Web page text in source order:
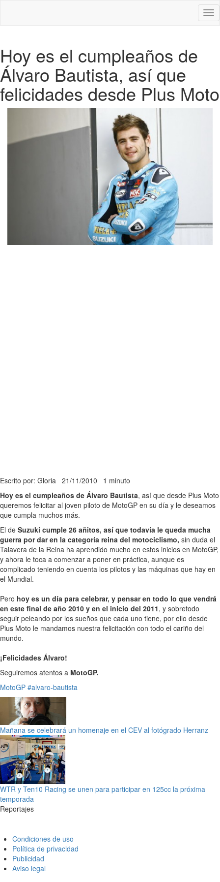
Hoy es el cumpleaños de
Álvaro Bautista, así que
felicidades desde Plus Moto
Escrito por: Gloria 21/11/2010 1 minuto
Hoy es el cumpleaños de Álvaro Bautista, así que desde Plus Moto
queremos felicitar al joven piloto de MotoGP en su día y le deseamos
que cumpla muchos más.
El de Suzuki cumple 26 añitos, así que todavía le queda mucha
guerra por dar en la categoría reina del motociclismo, sin duda el
Talavera de la Reina ha aprendido mucho en estos inicios en MotoGP,
y ahora le toca a comenzar a poner en práctica, aunque es
complicado teniendo en cuenta los pilotos y las máquinas que hay en
el Mundial.
Pero hoy es un día para celebrar, y pensar en todo lo que vendrá
en este final de año 2010 y en el inicio del 2011, y sobretodo
seguir peleando por los sueños que cada uno tiene, por ello desde
Plus Moto le mandamos nuestra felicitación con todo el cariño del
mundo.
¡Felicidades Álvaro!
Seguiremos atentos a MotoGP.
MotoGP #alvaro-bautista
Mañana se celebrará un homenaje en el CEV al fotógrado Herranz
WTR y Ten10 Racing se unen para participar en 125cc la próxima
temporada
Reportajes
Condiciones de uso
Política de privacidad
Publicidad
Aviso legal